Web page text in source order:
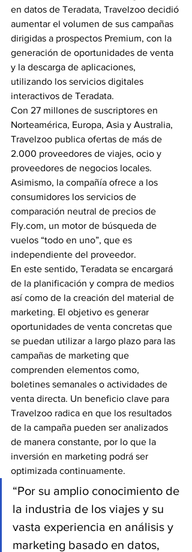
en datos de Teradata, Travelzoo decidió
aumentar el volumen de sus campañas
dirigidas a prospectos Premium, con la
generación de oportunidades de venta
y la descarga de aplicaciones,
utilizando los servicios digitales
interactivos de Teradata.
Con 27 millones de suscriptores en
Norteamérica, Europa, Asia y Australia,
Travelzoo publica ofertas de más de
2.000 proveedores de viajes, ocio y
proveedores de negocios locales.
Asimismo, la compañía ofrece a los
consumidores los servicios de
comparación neutral de precios de
Fly.com, un motor de búsqueda de
vuelos “todo en uno”, que es
independiente del proveedor.
En este sentido, Teradata se encargará
de la planificación y compra de medios
así como de la creación del material de
marketing. El objetivo es generar
oportunidades de venta concretas que
se puedan utilizar a largo plazo para las
campañas de marketing que
comprenden elementos como,
boletines semanales o actividades de
venta directa. Un beneficio clave para
Travelzoo radica en que los resultados
de la campaña pueden ser analizados
de manera constante, por lo que la
inversión en marketing podrá ser
optimizada continuamente.
“Por su amplio conocimiento de
la industria de los viajes y su
vasta experiencia en análisis y
marketing basado en datos,